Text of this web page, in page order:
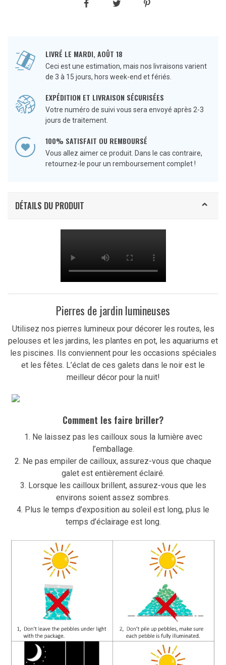
LIVRÉ LE MARDI, AOÛT 18
Ceci est une estimation, mais nos livraisons varient
de 3 à 15 jours, hors week-end et fériés.
EXPÉDITION ET LIVRAISON SÉCURISÉES
Votre numéro de suivi vous sera envoyé après 2-3
jours de traitement.
100% SATISFAIT OU REMBOURSÉ
Vous allez aimer ce produit. Dans le cas contraire,
retournez-le pour un remboursement complet !
DÉTAILS DU PRODUIT
Pierres de jardin lumineuses
Utilisez nos pierres lumineux pour décorer les routes, les
pelouses et les jardins, les plantes en pot, les aquariums et
les piscines. Ils conviennent pour les occasions spéciales
et les fêtes. L’éclat de ces galets dans le noir est le
meilleur décor pour la nuit!
Comment les faire briller?
1. Ne laissez pas les cailloux sous la lumière avec
l’emballage.
2. Ne pas empiler de cailloux, assurez-vous que chaque
galet est entièrement éclairé.
3. Lorsque les cailloux brillent, assurez-vous que les
environs soient assez sombres.
4. Plus le temps d’exposition au soleil est long, plus le
temps d’éclairage est long.